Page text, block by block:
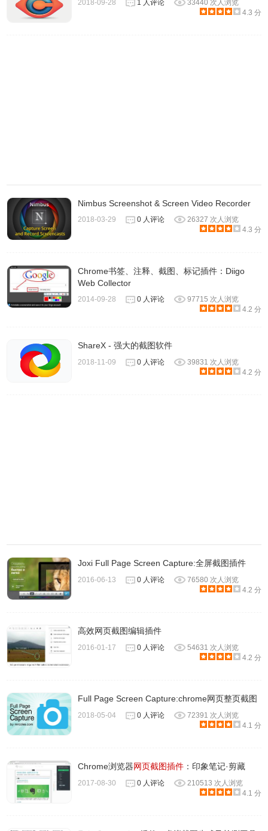
1、打开方式：Windows 10 Edge 浏览器自带的剪辑功能
2、使用 Windows 10 Edge 浏览器自带的剪辑帮助实现截取
网页长图的需求，具体操作步骤：
打开 Edge 浏览器，点击工具栏右上角的钢笔图标。
进入笔记编辑页面，再选择第五个名为「剪辑」的图标。
然后拖动鼠标以矩形的形式开始截图，用户只需一直拖动截
辑工具，比如 Windows 自带的画图工具，使用 Ctrl + V 将截
图粘贴进来，再另存为图片文件完成截图长图的目标。
2018-09-28 1 人评论
33440 次人浏览
4.3 分
Nimbus Screenshot & Screen Video Recorder
2018-03-29 0 人评论
26327 次人浏览
4.3 分
Chrome书签、注释、截图、标记插件：Diigo
Web Collector
2014-09-28 0 人评论
97715 次人浏览
4.2 分
ShareX - 强大的截图软件
2018-11-09 0 人评论
39831 次人浏览
4.2 分
Joxi Full Page Screen Capture:全屏截图插件
2016-06-13 0 人评论
76580 次人浏览
4.2 分
高效网页截图编辑插件
2016-01-17 0 人评论
54631 次人浏览
4.2 分
Full Page Screen Capture:chrome网页整页截图
2018-05-04 0 人评论
72391 次人浏览
4.1 分
Chrome浏览器网页截图插件 ：印象笔记·剪藏
2017-08-30 0 人评论
210513 次人浏览
4.1 分